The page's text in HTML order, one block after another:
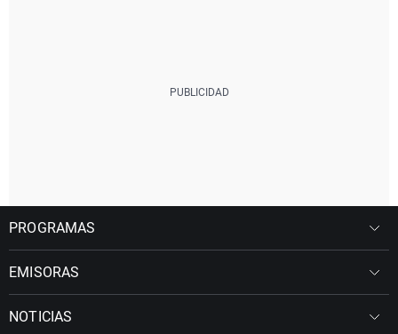
PROGRAMAS
EMISORAS
NOTICIAS